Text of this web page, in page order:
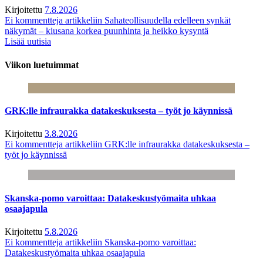
Kirjoitettu 7.8.2026
Ei kommentteja artikkeliin Sahateollisuudella edelleen synkät
näkymät – kiusana korkea puunhinta ja heikko kysyntä
Lisää uutisia
Viikon luetuimmat
GRK:lle infraurakka datakeskuksesta – työt jo käynnissä
Kirjoitettu 3.8.2026
Ei kommentteja artikkeliin GRK:lle infraurakka datakeskuksesta –
työt jo käynnissä
Skanska-pomo varoittaa: Datakeskustyömaita uhkaa
osaajapula
Kirjoitettu 5.8.2026
Ei kommentteja artikkeliin Skanska-pomo varoittaa:
Datakeskustyömaita uhkaa osaajapula